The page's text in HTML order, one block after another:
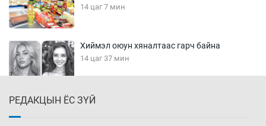
14 цаг 7 мин
Хиймэл оюун хяналтаас гарч байна
14 цаг 37 мин
РЕДАКЦЫН ЁС ЗҮЙ